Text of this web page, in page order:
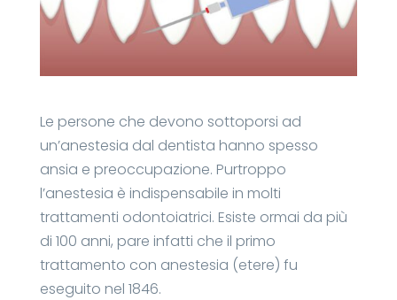
Le persone che devono sottoporsi ad
un’anestesia dal dentista hanno spesso
ansia e preoccupazione. Purtroppo
l’anestesia è indispensabile in molti
trattamenti odontoiatrici. Esiste ormai da più
di 100 anni, pare infatti che il primo
trattamento con anestesia (etere) fu
eseguito nel 1846.